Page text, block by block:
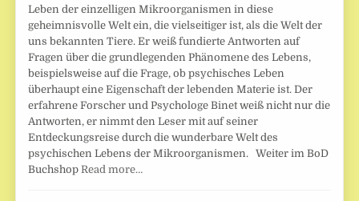
Leben der einzelligen Mikroorganismen in diese
geheimnisvolle Welt ein, die vielseitiger ist, als die Welt der
uns bekannten Tiere. Er weiß fundierte Antworten auf
Fragen über die grundlegenden Phänomene des Lebens,
beispielsweise auf die Frage, ob psychisches Leben
überhaupt eine Eigenschaft der lebenden Materie ist. Der
erfahrene Forscher und Psychologe Binet weiß nicht nur die
Antworten, er nimmt den Leser mit auf seiner
Entdeckungsreise durch die wunderbare Welt des
psychischen Lebens der Mikroorganismen. Weiter im BoD
Buchshop Read more…